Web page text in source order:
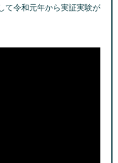
て令和元年から実証実験が